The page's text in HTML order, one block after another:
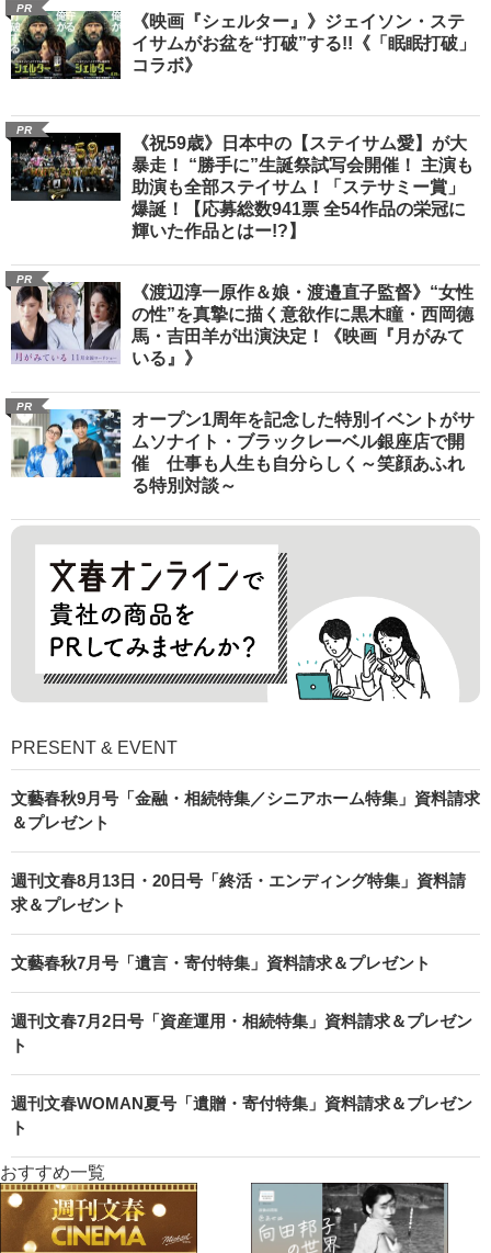
PR
《映画『シェルター』》ジェイソン・ステ
イサムがお盆を“打破”する!!《「眠眠打破」
コラボ》
PR
《祝59歳》日本中の【ステイサム愛】が大
暴走！ “勝手に”生誕祭試写会開催！ 主演も
助演も全部ステイサム！「ステサミー賞」
爆誕！【応募総数941票 全54作品の栄冠に
輝いた作品とはー!?】
PR
《渡辺淳一原作＆娘・渡邉直子監督》“女性
の性”を真摯に描く意欲作に黒木瞳・西岡德
馬・吉田羊が出演決定！《映画『月がみて
いる』》
PR
オープン1周年を記念した特別イベントがサ
ムソナイト・ブラックレーベル銀座店で開
催 仕事も人生も自分らしく～笑顔あふれ
る特別対談～
PRESENT & EVENT
文藝春秋9月号「金融・相続特集／シニアホーム特集」資料請求
＆プレゼント
週刊文春8月13日・20日号「終活・エンディング特集」資料請
求＆プレゼント
文藝春秋7月号「遺言・寄付特集」資料請求＆プレゼント
週刊文春7月2日号「資産運用・相続特集」資料請求＆プレゼン
ト
週刊文春WOMAN夏号「遺贈・寄付特集」資料請求＆プレゼン
ト
おすすめ一覧